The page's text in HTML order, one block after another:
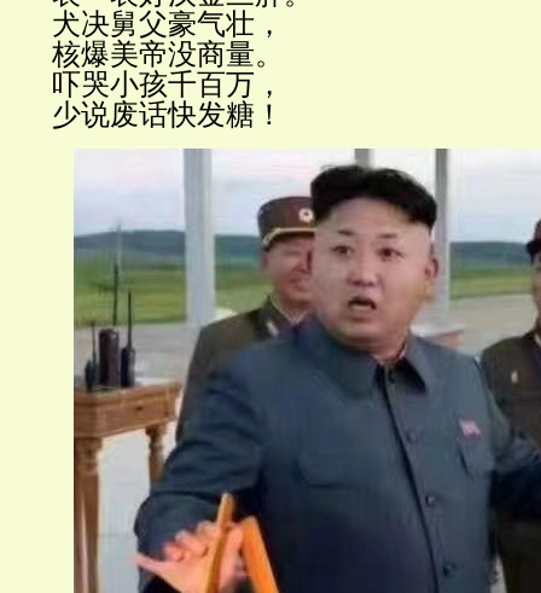
犬决舅父豪气壮，
核爆美帝没商量。
吓哭小孩千百万，
少说废话快发糖！